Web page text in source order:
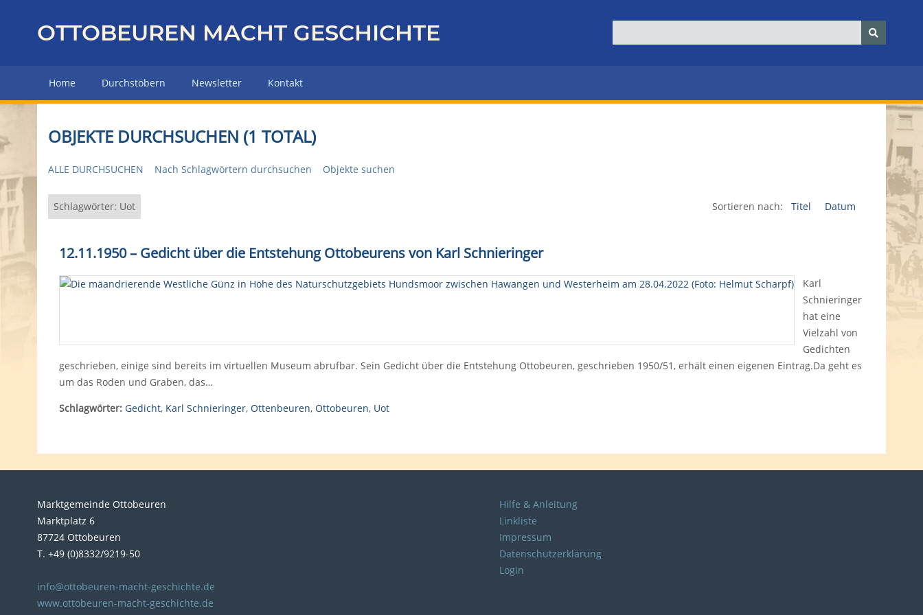
z
r
H
u
p
e
OTTOBEUREN MACHT GESCHICHTE
Home Durchstöbern Newsletter Kontakt
OBJEKTE DURCHSUCHEN (1 TOTAL)
ALLE DURCHSUCHEN Nach Schlagwörtern durchsuchen Objekte suchen
Schlagwörter: Uot Sortieren nach: Titel Datum
12.11.1950 – Gedicht über die Entstehung Ottobeurens von Karl Schnieringer
Karl
Schnieringer
hat eine
Vielzahl von
Gedichten
geschrieben, einige sind bereits im virtuellen Museum abrufbar. Sein Gedicht über die Entstehung Ottobeuren, geschrieben 1950/51, erhält einen eigenen Eintrag.Da geht es
um das Roden und Graben, das…
Schlagwörter: Gedicht, Karl Schnieringer, Ottenbeuren, Ottobeuren, Uot
Marktgemeinde Ottobeuren
Marktplatz 6
87724 Ottobeuren
T. +49 (0)8332/9219-50
info@ottobeuren-macht-geschichte.de
www.ottobeuren-macht-geschichte.de
Hilfe & Anleitung
Linkliste
Impressum
Datenschutzerklärung
Login